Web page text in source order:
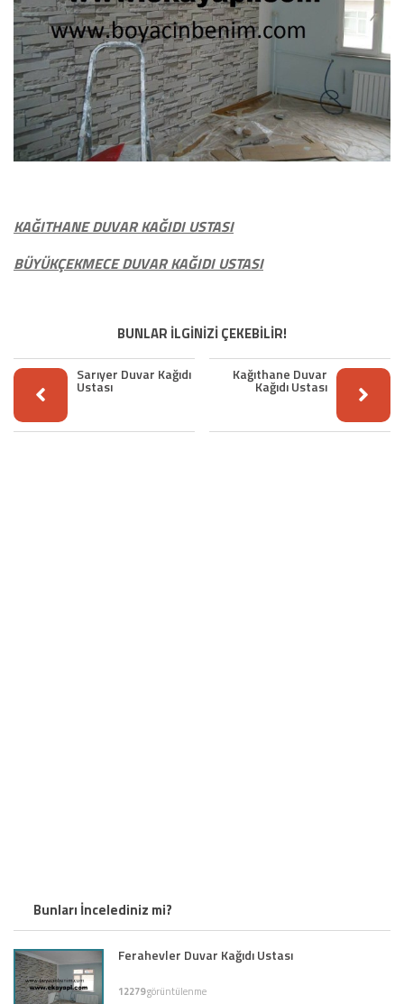
KAĞITHANE DUVAR KAĞIDI USTASI
BÜYÜKÇEKMECE DUVAR KAĞIDI USTASI
BUNLAR İLGİNİZİ ÇEKEBİLİR!
Sarıyer Duvar Kağıdı
Ustası
Kağıthane Duvar
Kağıdı Ustası
Bunları İncelediniz mi?
Ferahevler Duvar Kağıdı Ustası
12279görüntülenme